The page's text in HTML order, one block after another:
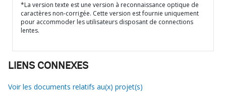
*La version texte est une version à reconnaissance optique de
caractères non-corrigée. Cette version est fournie uniquement
pour accommoder les utilisateurs disposant de connections
lentes.
LIENS CONNEXES
Voir les documents relatifs au(x) projet(s)